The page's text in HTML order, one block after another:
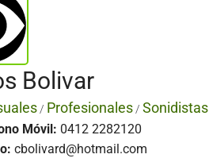
Bolivar
/ Profesionales / Sonidistas
Móvil: 0412 2282120
cbolivard@hotmail.com